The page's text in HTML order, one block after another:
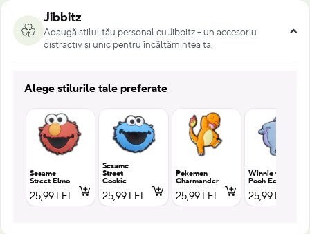
Jibbitz
Adaugă stilul tău personal cu Jibbitz – un accesoriu
distractiv și unic pentru încălțămintea ta.
Alege stilurile tale preferate
Sesame
Street Elmo
25,99 LEI
Sesame
Street
Cookie
25,99 LEI
Pokemon
Charmander
25,99 LEI
Winnie the
Pooh Eeyore
25,99 LEI